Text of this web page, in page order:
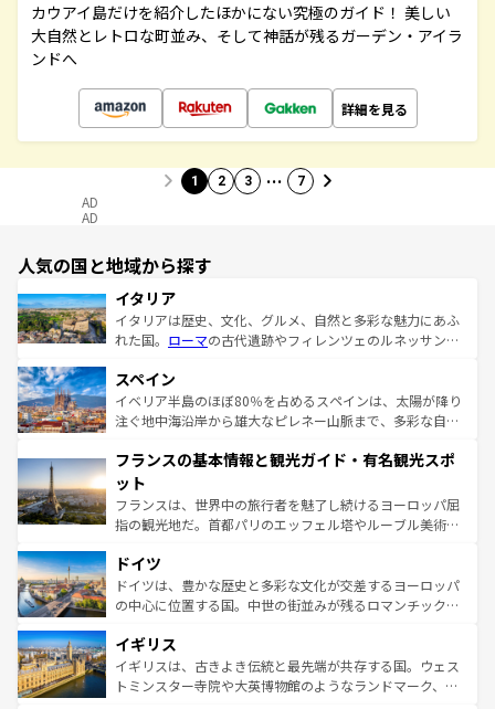
カウアイ島だけを紹介したほかにない究極のガイド！ 美しい
大自然とレトロな町並み、そして神話が残るガーデン・アイラ
ンドへ
詳細を見る
1 2 3 … 7
AD
AD
人気の国と地域から探す
イタリア
イタリアは歴史、文化、グルメ、自然と多彩な魅力にあふ
れた国。 ローマの古代遺跡やフィレンツェのルネッサンス
ろん、トスカーナの美しい田園風景やアマルフィ海岸の絶
景など、自然景観も見逃せない。観光の合間には、本場の
ピザやパスタなど、絶品のイタリア料理を堪能することも
ませてくれるイタリアで、忘れられない旅をしてみよう！
なお、新着のイタリア情報は
しい。
スペイン
イベリア半島のほぼ80％を占めるスペインは、太陽が降り
注ぐ地中海沿岸から雄大なピレネー山脈まで、多彩な自然
文化が根付くこの国では、情熱的なフラメンコ、熱気あふ
れる闘牛、そして美味しいタパスが生活の一部となってい
る。首都マドリードの洗練された雰囲気や、バルセロナの
アートに溢れた街角から、地方では古代ローマ遺跡や中世
せる。地方によって風土や気候が異なるスペインはその個
性で訪れる人を魅了する。 なお、新着のスペイン情報は コ
ンテンツ一覧を参照してほしい。
フランスの基本情報と観光ガイド・有名観光スポ
ット
フランスは、世界中の旅行者を魅了し続けるヨーロッパ屈
指の観光地だ。首都パリのエッフェル塔やルーブル美術館
で、幅広い魅力が詰まっている。華麗な宮殿、歴史的な大
聖堂、美しいビーチ、そして豊かな自然が、訪れる者を心
から魅了する。また、フランスは美食の国としても知ら
いる。シャンパンの発祥地であるランス、プロヴァンスの
香り高いラベンダー畑など、多彩な楽しみ方が可能だ。さ
らに、パリ以外の地域にも魅力が溢れており、どの街角に
ドイツ
ドイツは、豊かな歴史と多彩な文化が交差するヨーロッパ
の中心に位置する国。中世の街並みが残るロマンチック街
顔を持つこの国は、どこを歩いても飽きることがない。ベ
ルリンの文化的活気、バイエルン州のアルプスの絶景、そ
してライン川沿いのワイン畑といった風景は必見。ビール
イギリス
イギリスは、古きよき伝統と最先端が共存する国。ウェス
トミンスター寺院や大英博物館のようなランドマーク、歴